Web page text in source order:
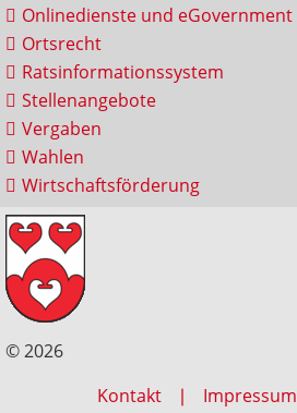
Onlinedienste und eGovernment
Ortsrecht
Ratsinformationssystem
Stellenangebote
Vergaben
Wahlen
Wirtschaftsförderung
© 2026
Kontakt
Impressum